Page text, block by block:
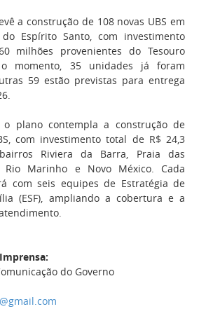
a construção de 108 novas UBS em
Espírito Santo, com investimento
milhões provenientes do Tesouro
momento, 35 unidades já foram
59 estão previstas para entrega
o plano contempla a construção de
com investimento total de R$ 24,3
Riviera da Barra, Praia das
Rio Marinho e Novo México. Cada
com seis equipes de Estratégia de
(ESF), ampliando a cobertura e a
do Governo